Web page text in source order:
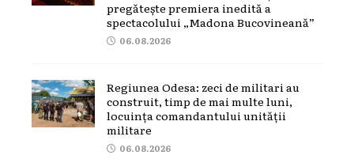
pregătește premiera inedită a
spectacolului „Madona Bucovineană”
06.08.2026
Regiunea Odesa: zeci de militari au
construit, timp de mai multe luni,
locuința comandantului unității
militare
06.08.2026